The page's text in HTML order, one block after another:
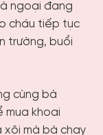
ngoại đang
cháu tiếp tục
trường, buổi
cùng bà
mua khoai
xôi mà bà chạy